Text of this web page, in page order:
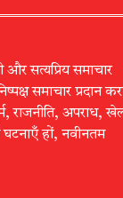
सत्यप्रिय समाचार
समाचार प्रदान
राजनीति, अपराध,
घटनाएँ हों, नवीनतम